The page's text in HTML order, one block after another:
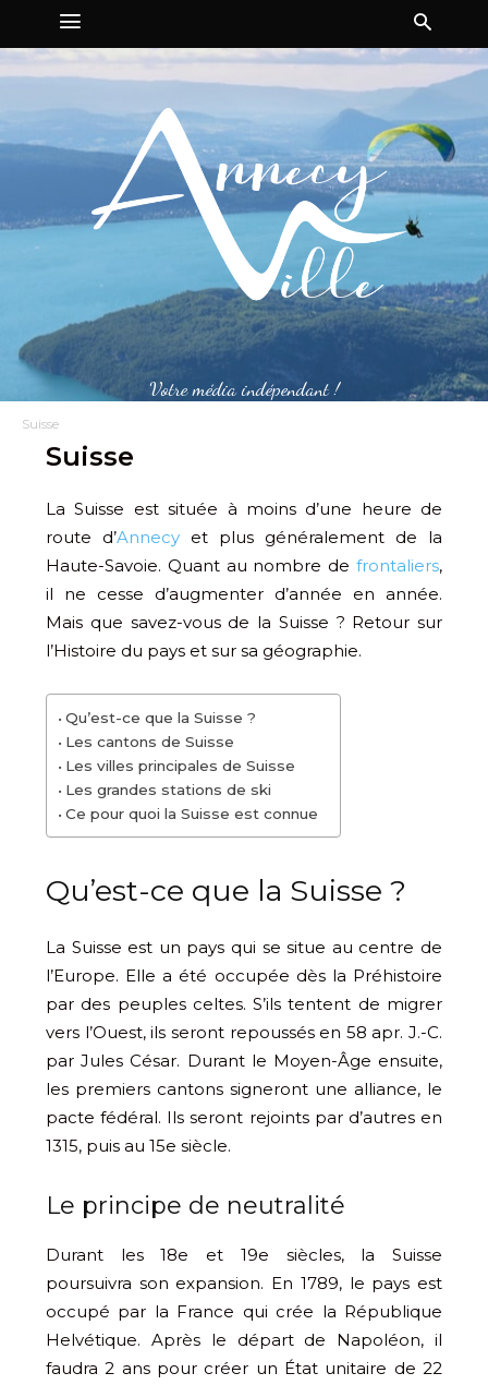
Votre média indépendant !
Suisse
Suisse
La Suisse est située à moins d’une heure de
route d’Annecy et plus généralement de la
Haute-Savoie. Quant au nombre de frontaliers,
il ne cesse d’augmenter d’année en année.
Mais que savez-vous de la Suisse ? Retour sur
l’Histoire du pays et sur sa géographie.
Qu’est-ce que la Suisse ?
Les cantons de Suisse
Les villes principales de Suisse
Les grandes stations de ski
Ce pour quoi la Suisse est connue
Qu’est-ce que la Suisse ?
La Suisse est un pays qui se situe au centre de
l’Europe. Elle a été occupée dès la Préhistoire
par des peuples celtes. S’ils tentent de migrer
vers l’Ouest, ils seront repoussés en 58 apr. J.-C.
par Jules César. Durant le Moyen-Âge ensuite,
les premiers cantons signeront une alliance, le
pacte fédéral. Ils seront rejoints par d’autres en
1315, puis au 15e siècle.
Le principe de neutralité
Durant les 18e et 19e siècles, la Suisse
poursuivra son expansion. En 1789, le pays est
occupé par la France qui crée la République
Helvétique. Après le départ de Napoléon, il
faudra 2 ans pour créer un État unitaire de 22